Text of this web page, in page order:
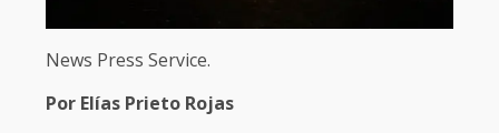
News Press Service.
Por Elías Prieto Rojas